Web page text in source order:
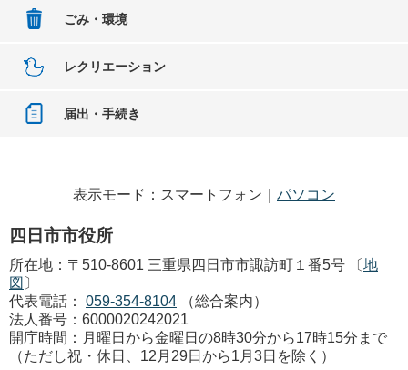
ごみ・環境
レクリエーション
届出・手続き
表示モード：スマートフォン｜ パソコン
四日市市役所
所在地：〒510-8601 三重県四日市市諏訪町１番5号 〔地
図 〕
代表電話：
059-354-8104
（総合案内）
法人番号：6000020242021
開庁時間：月曜日から金曜日の8時30分から17時15分まで
（ただし祝・休日、12月29日から1月3日を除く）